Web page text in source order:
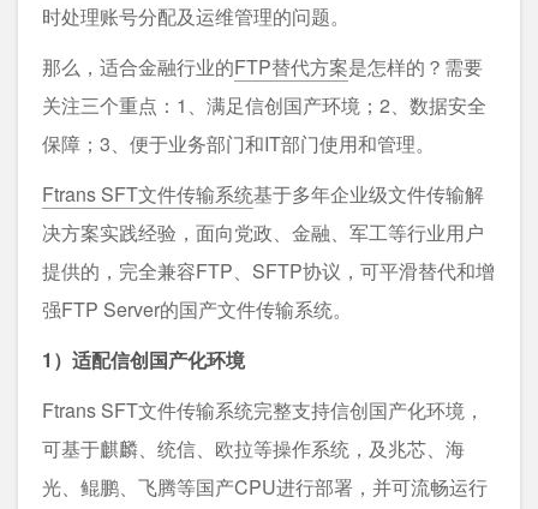
时处理账号分配及运维管理的问题。
那么，适合金融行业的FTP替代方案是怎样的？需要
关注三个重点：1、满足信创国产环境；2、数据安全
保障；3、便于业务部门和IT部门使用和管理。
Ftrans SFT文件传输系统基于多年企业级文件传输解
决方案实践经验，面向党政、金融、军工等行业用户
提供的，完全兼容FTP、SFTP协议，可平滑替代和增
强FTP Server的国产文件传输系统。
1）适配信创国产化环境
Ftrans SFT文件传输系统完整支持信创国产化环境，
可基于麒麟、统信、欧拉等操作系统，及兆芯、海
光、鲲鹏、飞腾等国产CPU进行部署，并可流畅运行